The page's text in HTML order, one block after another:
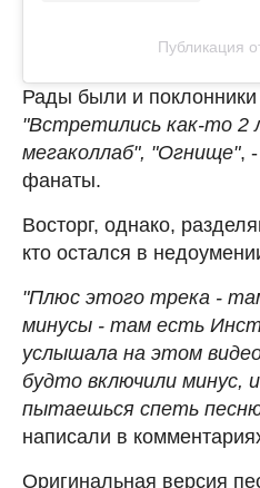
Публикация
Рады были и поклонники
"Встретились как-то 2
мегаколлаб", "Огнище",
фанаты.
Восторг, однако,
кто остался в
"Плюс этого трека -
минусы - там есть
услышала на этом
будто включили минус,
пытаешься спеть
написали в
Оригинальная версия